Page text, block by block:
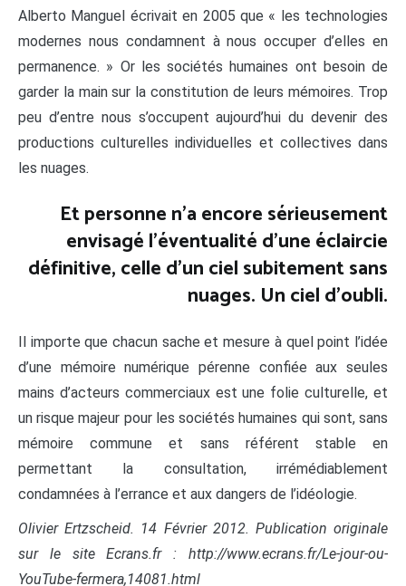
Alberto Manguel écrivait en 2005 que « les technologies
modernes nous condamnent à nous occuper d’elles en
permanence. » Or les sociétés humaines ont besoin de
garder la main sur la constitution de leurs mémoires. Trop
peu d’entre nous s’occupent aujourd’hui du devenir des
productions culturelles individuelles et collectives dans
les nuages.
Et personne n’a encore sérieusement
envisagé l’éventualité d’une éclaircie
définitive, celle d’un ciel subitement sans
nuages. Un ciel d’oubli.
Il importe que chacun sache et mesure à quel point l’idée
d’une mémoire numérique pérenne confiée aux seules
mains d’acteurs commerciaux est une folie culturelle, et
un risque majeur pour les sociétés humaines qui sont, sans
mémoire commune et sans référent stable en
permettant la consultation, irrémédiablement
condamnées à l’errance et aux dangers de l’idéologie.
Olivier Ertzscheid. 14 Février 2012. Publication originale
sur le site Ecrans.fr : http://www.ecrans.fr/Le-jour-ou-
YouTube-fermera,14081.html